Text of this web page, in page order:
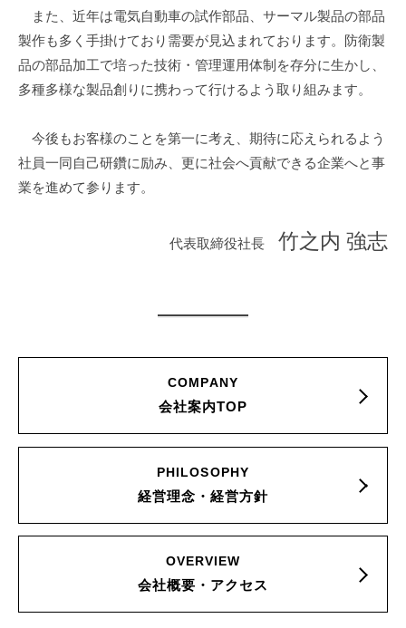
また、近年は電気自動車の試作部品、サーマル製品の部品
製作も多く手掛けており需要が見込まれております。防衛製
品の部品加工で培った技術・管理運用体制を存分に生かし、
多種多様な製品創りに携わって行けるよう取り組みます。
今後もお客様のことを第一に考え、期待に応えられるよう
社員一同自己研鑽に励み、更に社会へ貢献できる企業へと事
業を進めて参ります。
代表取締役社長 竹之内 強志
COMPANY
会社案内TOP
PHILOSOPHY
経営理念・経営方針
OVERVIEW
会社概要・アクセス